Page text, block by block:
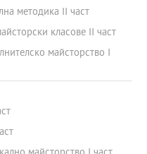
методика II част
класове II част
майсторство I